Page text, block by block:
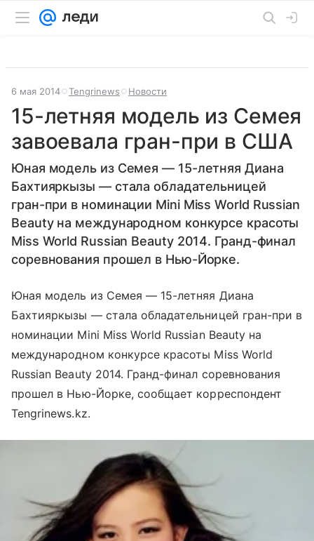
6 мая 2014 Tengrinews Новости
15-летняя модель из Семея
завоевала гран-при в США
Юная модель из Семея — 15-летняя Диана
Бахтияркызы — стала обладательницей
гран-при в номинации Mini Miss World Russian
Beauty на международном конкурсе красоты
Miss World Russian Beauty 2014. Гранд-финал
соревнования прошел в Нью-Йорке.
Юная модель из Семея — 15-летняя Диана
Бахтияркызы — стала обладательницей гран-при в
номинации Mini Miss World Russian Beauty на
международном конкурсе красоты Miss World
Russian Beauty 2014. Гранд-финал соревнования
прошел в Нью-Йорке, сообщает корреспондент
Tengrinews.kz.